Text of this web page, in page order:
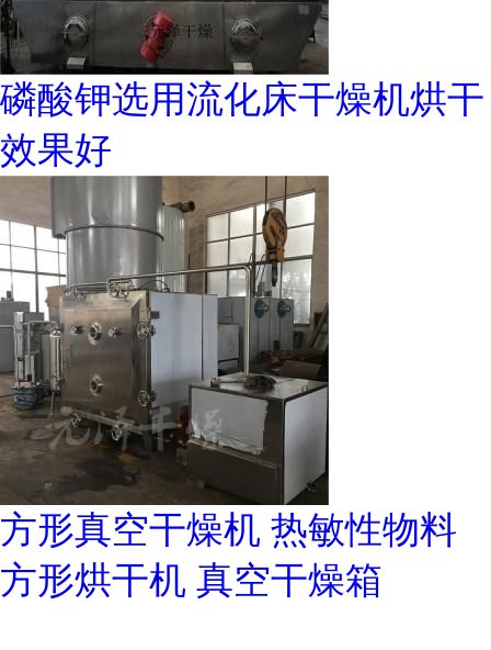
磷酸钾选用流化床干燥机烘干
效果好
方形真空干燥机 热敏性物料
方形烘干机 真空干燥箱